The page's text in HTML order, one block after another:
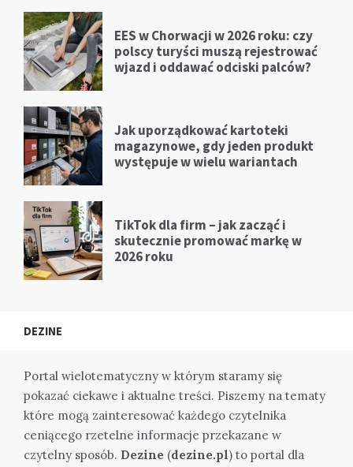
EES w Chorwacji w 2026 roku: czy
polscy turyści muszą rejestrować
wjazd i oddawać odciski palców?
Jak uporządkować kartoteki
magazynowe, gdy jeden produkt
występuje w wielu wariantach
TikTok dla firm – jak zacząć i
skutecznie promować markę w
2026 roku
DEZINE
Portal wielotematyczny w którym staramy się
pokazać ciekawe i aktualne treści. Piszemy na tematy
które mogą zainteresować każdego czytelnika
ceniącego rzetelne informacje przekazane w
czytelny sposób. Dezine (dezine.pl) to portal dla